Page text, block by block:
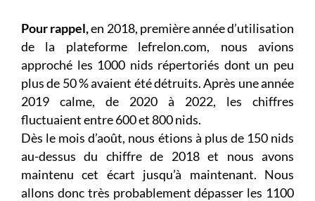
Pour rappel,en 2018, première année d’utilisation
de la plateforme lefrelon.com, nous avions
approché les 1000 nids répertoriés dont un peu
plus de 50 % avaient été détruits. Après une année
2019 calme, de 2020 à 2022, les chiffres
fluctuaient entre 600 et 800 nids.
Dès le mois d’août, nous étions à plus de 150 nids
au-dessus du chiffre de 2018 et nous avons
maintenu cet écart jusqu’à maintenant. Nous
allons donc très probablement dépasser les 1100